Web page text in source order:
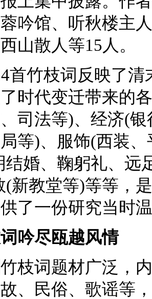
吟馆、听秋楼主
山散人等15人。
竹枝词反映了清
时代变迁带来的
司法等)、经济(
等)、服饰(西装
结婚、鞠躬礼、远
(新教堂等)等等，
了一份研究当时
吟尽瓯越风情
词题材广泛，内
、民俗、歌谣等